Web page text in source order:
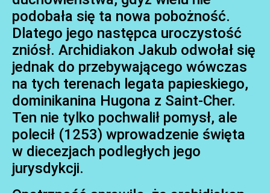
podobała się ta nowa pobożność.
Dlatego jego następca uroczystość
zniósł. Archidiakon Jakub odwołał się
jednak do przebywającego wówczas
na tych terenach legata papieskiego,
dominikanina Hugona z Saint-Cher.
Ten nie tylko pochwalił pomysł, ale
polecił (1253) wprowadzenie święta
w diecezjach podległych jego
jurysdykcji.